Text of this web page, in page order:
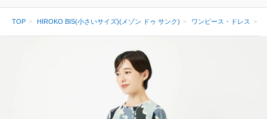
TOP HIROKO BIS(小さいサイズ)(メゾン ドゥ サンク) ワンピース・ドレス